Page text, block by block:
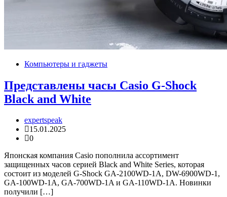
Компьютеры и гаджеты
Представлены часы Casio G-Shock
Black and White
expertspeak
15.01.2025
0
Японская компания Casio пополнила ассортимент
защищенных часов серией Black and White Series, которая
состоит из моделей G-Shock GA-2100WD-1A, DW-6900WD-1,
GA-100WD-1A, GA-700WD-1A и GA-110WD-1A. Новинки
получили […]